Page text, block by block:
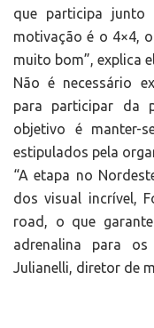
que participa junto
motivação é o 4×4,
muito bom”, explica
Não é necessário
para participar da
objetivo é manter-
estipulados pela
“A etapa no
dos visual incrível,
road, o que
adrenalina para os
Julianelli, diretor de